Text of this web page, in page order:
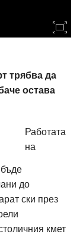
трябва да
остава
Работата
на
до
ски през
кмет